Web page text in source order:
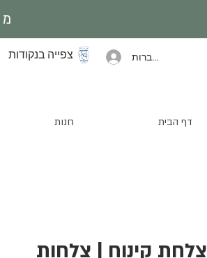
צפייה בנקודות להתחברות
דף הבית חנות
צלחת קינוח | צלחות